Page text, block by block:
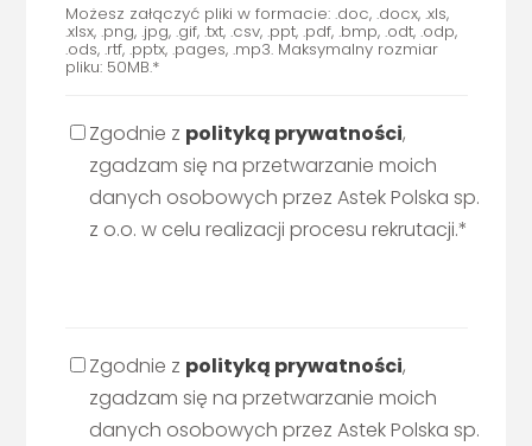
Możesz załączyć pliki w formacie: .doc, .docx, .xls,
.xlsx, .png, .jpg, .gif, .txt, .csv, .ppt, .pdf, .bmp, .odt, .odp,
.ods, .rtf, .pptx, .pages, .mp3. Maksymalny rozmiar
pliku: 50MB.*
Zgodnie z polityką prywatności,
zgadzam się na przetwarzanie moich
danych osobowych przez Astek Polska sp.
z o.o. w celu realizacji procesu rekrutacji.*
Zgodnie z polityką prywatności,
zgadzam się na przetwarzanie moich
danych osobowych przez Astek Polska sp.